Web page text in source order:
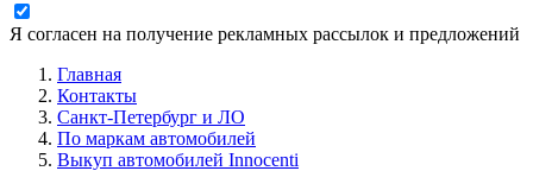
Я согласен на получение рекламных рассылок и предложений
Главная
Контакты
Санкт-Петербург и ЛО
По маркам автомобилей
Выкуп автомобилей Innocenti